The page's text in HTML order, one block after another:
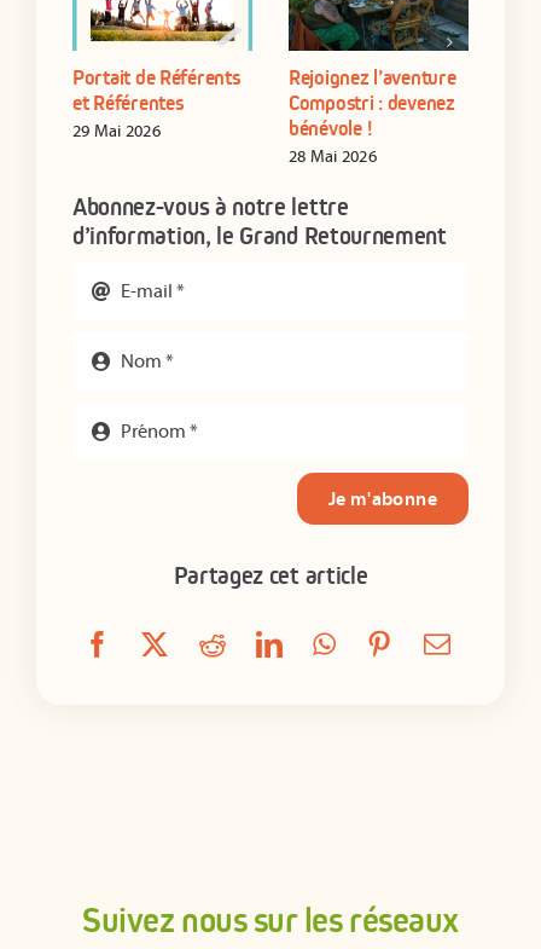
Portait de Référents
et Référentes
29 Mai 2026
Rejoignez l’aventure
Compostri : devenez
bénévole !
28 Mai 2026
Abonnez-vous à notre lettre
d’information, le Grand Retournement
Je m'abonne
Partagez cet article
Suivez nous sur les réseaux